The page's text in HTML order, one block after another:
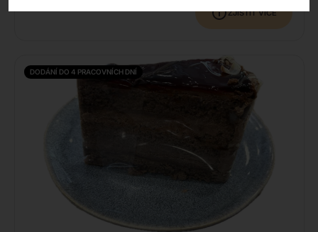
ZJISTIT VÍCE
DODÁNÍ DO 4 PRACOVNÍCH DNÍ